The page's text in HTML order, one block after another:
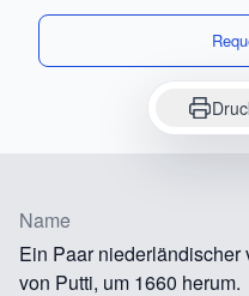
Name
Ein Paar
von Putti, um 1660 herum.